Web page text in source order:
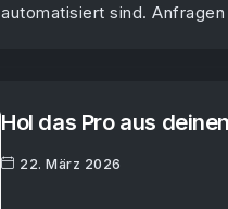
automatisiert sind. Anfragen
Hol das Pro aus
22. März 2026